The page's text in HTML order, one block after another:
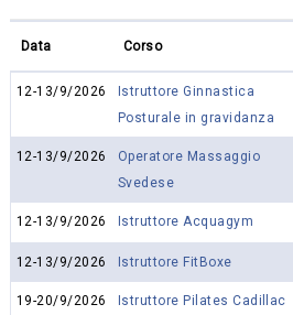
Data Corso
12-13/9/2026
Istruttore Ginnastica
Posturale in gravidanza
12-13/9/2026
Operatore Massaggio
Svedese
12-13/9/2026 Istruttore Acquagym
12-13/9/2026 Istruttore FitBoxe
19-20/9/2026 Istruttore Pilates Cadillac